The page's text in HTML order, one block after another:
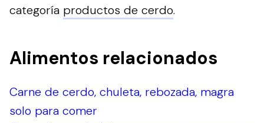
categoría productos de cerdo.
Alimentos relacionados
Carne de cerdo, chuleta, rebozada, magra
solo para comer